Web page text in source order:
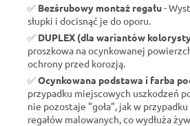
✅ Bezśrubowy montaż regału-
słupki i docisnąć je do oporu.
✅ DUPLEX (dla wariantów
proszkowa na ocynkowanej
ochrony przed korozją.
✅Ocynkowana podstawa i farba
przypadku miejscowych uszkodzeń
nie pozostaje "goła", jak w
regałów malowanych, co wydłuża